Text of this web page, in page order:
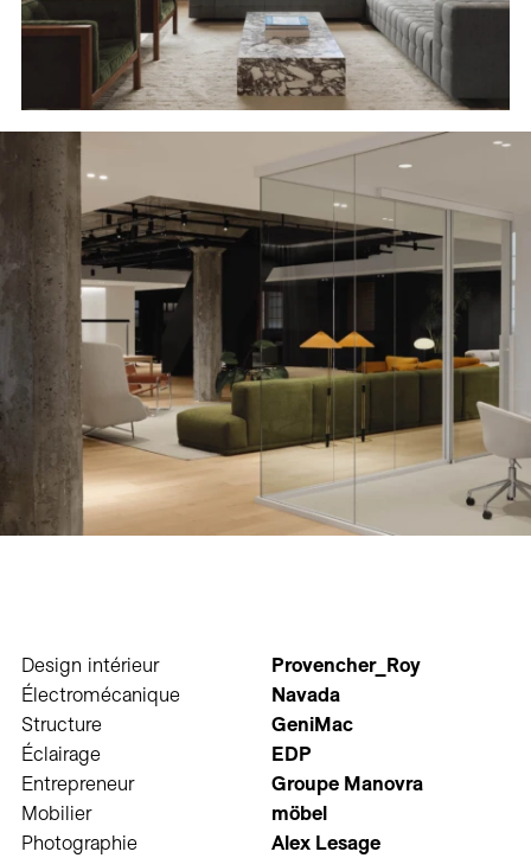
Design intérieur
Provencher_Roy
Électromécanique
Navada
Structure
GeniMac
Éclairage
EDP
Entrepreneur
Groupe Manovra
Mobilier
möbel
Photographie
Alex Lesage